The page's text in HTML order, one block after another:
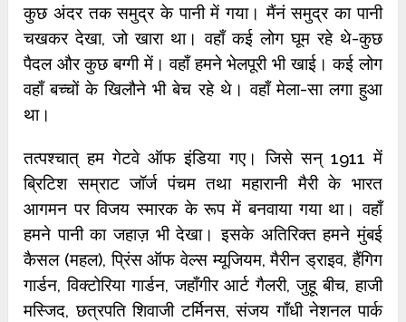
कुछ अंदर तक समुद्र के पानी में गया। मैंनं समुद्र का पानी
चखकर देखा, जो खारा था। वहाँ कई लोग घूम रहे थे-कुछ
पैदल और कुछ बग्गी में। वहाँ हमने भेलपूरी भी खाई। कई लोग
वहाँ बच्चों के खिलौने भी बेच रहे थे। वहाँ मेला-सा लगा हुआ
था।
तत्पश्चात् हम गेटवे ऑफ इंडिया गए। जिसे सन् 1911 में
ब्रिटिश सम्राट जॉर्ज पंचम तथा महारानी मैरी के भारत
आगमन पर विजय स्मारक के रूप में बनवाया गया था। वहाँ
हमने पानी का जहाज़ भी देखा। इसके अतिरिक्त हमने मुंबई
कैसल (महल), प्रिंस ऑफ वेल्स म्यूजियम, मैरीन ड्राइव, हैंगिग
गार्डन, विक्टोरिया गार्डन, जहाँगीर आर्ट गैलरी, जुहू बीच, हाजी
मस्जिद, छत्रपति शिवाजी टर्मिनस, संजय गाँधी नेशनल पार्क